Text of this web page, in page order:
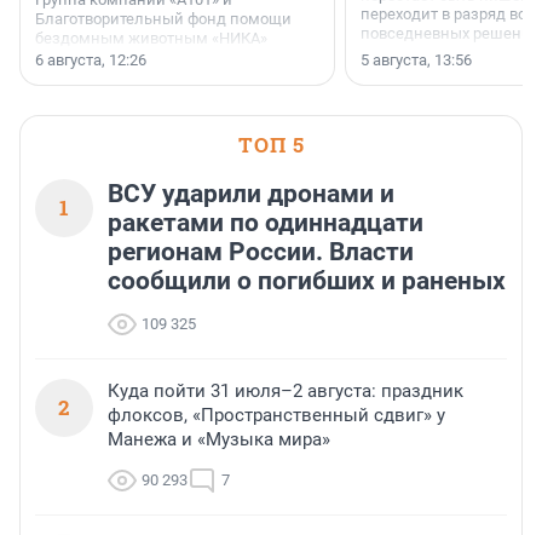
Благотворительный фонд помощи
бездомным животным «НИКА»
заключили соглашение о
6 августа, 12:26
переходит в разряд
повседневных
5 августа, 13:56
ТОП 5
1
ВСУ ударили дронами и
ракетами по одиннадцати
регионам России. Власти
сообщили о погибших и раненых
109 325
2
Куда пойти 31 июля–2 августа: праздник
флоксов, «Пространственный сдвиг» у
Манежа и «Музыка мира»
90 293 7